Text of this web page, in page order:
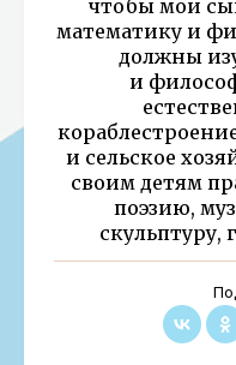
чтобы мои
математику и
должны
и
и сельское
своим детям
поэзию,
скульптуру,